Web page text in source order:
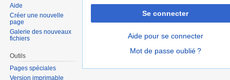
Se connecter
Aide pour se connecter
Mot de passe oublié ?
Aide
Créer une nouvelle
page
Galerie des nouveaux
fichiers
Outils
Pages spéciales
Version imprimable